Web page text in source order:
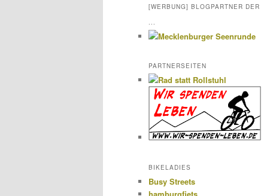
[WERBUNG] BLOGPARTNER DER
PARTNERSEITEN
BIKELADIES
Busy Streets